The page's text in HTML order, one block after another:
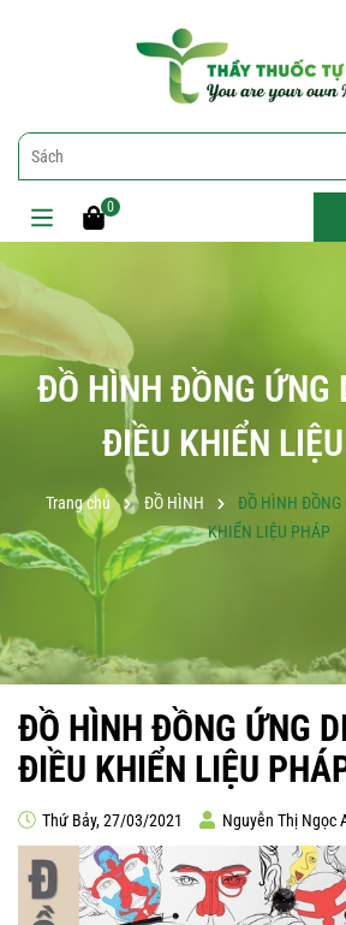
0
ĐỒ HÌNH ĐỒNG ỨNG
ĐIỀU KHIỂN
Trang chủ ĐỒ HÌNH
ĐỒ HÌNH ĐỒNG
KHIỂN LIỆU PHÁP
ĐỒ HÌNH ĐỒNG ỨNG
ĐIỀU KHIỂN LIỆU
Thứ Bảy, 27/03/2021 Nguyễn Thị Ngọc